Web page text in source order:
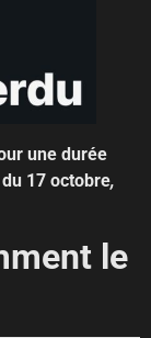
une durée
17 octobre,
le